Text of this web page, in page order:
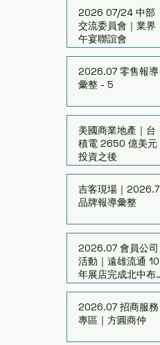
2026 07/24 中部
交流委員會｜業界
午宴聯誼會
2026.07 零售報導
彙整 - 5
美國商業地產｜台
積電 2650 億美元
投資之後
吉客現場｜2026.7
品牌報導彙整
2026.07 會員公司
活動｜遠雄流通 10
年展店完成北中布
局
2026.07 招商服務
專區｜方圓商仲